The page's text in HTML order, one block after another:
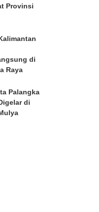
Provinsi
di
Raya
Palangka
di